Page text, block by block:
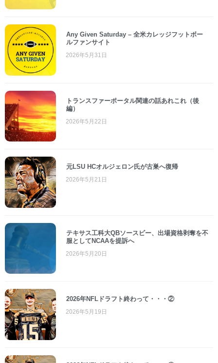
Any Given Saturday – 全米カレッジフットボー
ルファンサイト
2026年5月31日
トランスファーポータル関連の話あれこれ（後
編）
2026年5月22日
元LSU HCオルジェロン氏が古巣へ復帰
2026年5月21日
テキサス工科大QBソースビー、出場資格剥奪を不
服としてNCAAを提訴へ
2026年5月20日
2026年NFLドラフト終わって・・・②
2026年5月19日